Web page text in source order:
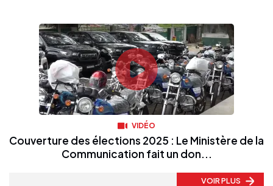
VIDÉO
Couverture des élections 2025 : Le Ministère de la
Communication fait un don...
VOIR PLUS